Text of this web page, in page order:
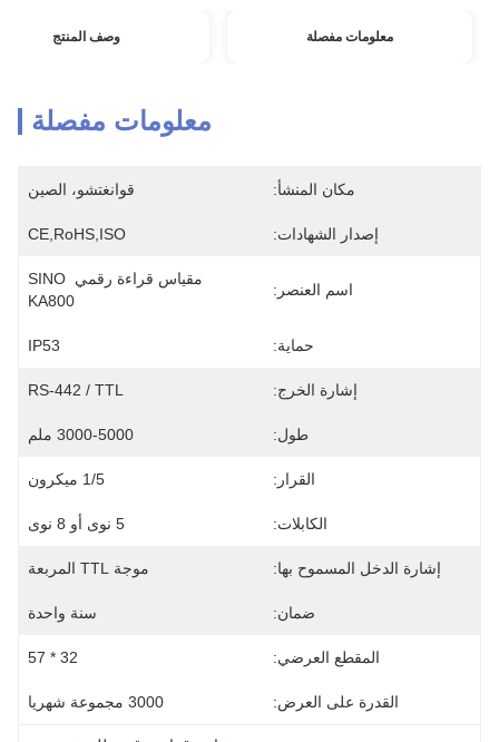
معلومات مفصلة وصف المنتج
معلومات مفصلة
مكان المنشأ: قوانغتشو، الصين
إصدار الشهادات: CE,RoHS,ISO
اسم العنصر:
مقياس قراءة رقمي SINO
KA800
حماية: IP53
إشارة الخرج: RS-442 / TTL
طول: 3000-5000 ملم
القرار: 1/5 ميكرون
الكابلات: 5 نوى أو 8 نوى
إشارة الدخل المسموح بها: موجة TTL المربعة
ضمان: سنة واحدة
المقطع العرضي: 32 * 57
القدرة على العرض: 3000 مجموعة شهريا